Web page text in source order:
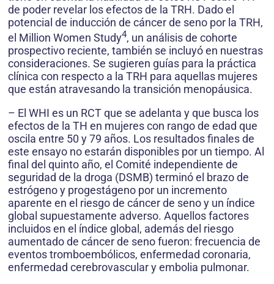
de poder revelar los efectos de la TRH. Dado el
potencial de inducción de cáncer de seno por la TRH,
el Million Women Study4, un análisis de cohorte
prospectivo reciente, también se incluyó en nuestras
consideraciones. Se sugieren guías para la práctica
clínica con respecto a la TRH para aquellas mujeres
que están atravesando la transición menopáusica.
– El WHI es un RCT que se adelanta y que busca los
efectos de la TH en mujeres con rango de edad que
oscila entre 50 y 79 años. Los resultados finales de
este ensayo no estarán disponibles por un tiempo. Al
final del quinto año, el Comité independiente de
seguridad de la droga (DSMB) terminó el brazo de
estrógeno y progestágeno por un incremento
aparente en el riesgo de cáncer de seno y un índice
global supuestamente adverso. Aquellos factores
incluidos en el índice global, además del riesgo
aumentado de cáncer de seno fueron: frecuencia de
eventos tromboembólicos, enfermedad coronaria,
enfermedad cerebrovascular y embolia pulmonar.